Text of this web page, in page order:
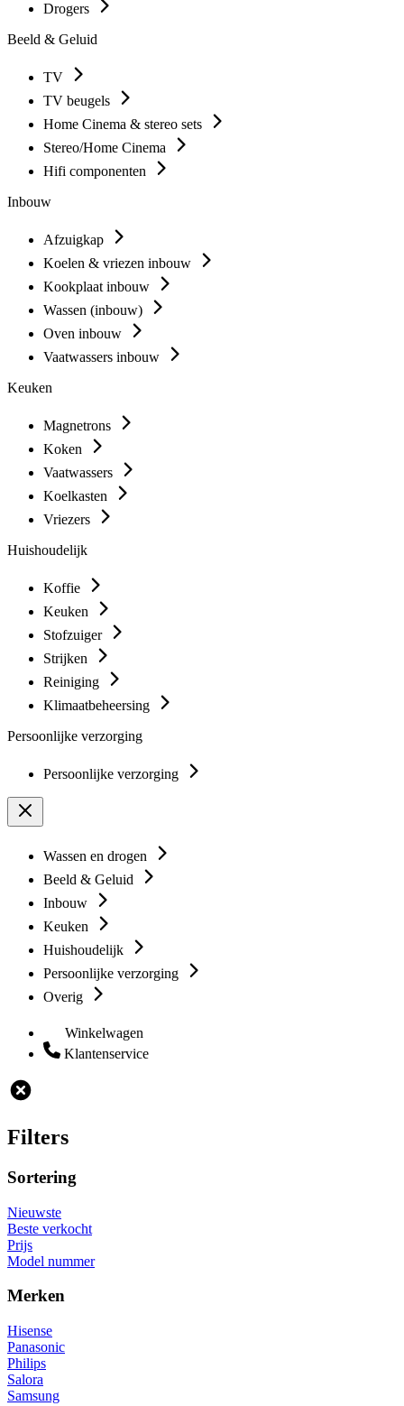
Drogers
Beeld & Geluid
TV
TV beugels
Home Cinema & stereo sets
Stereo/Home Cinema
Hifi componenten
Inbouw
Afzuigkap
Koelen & vriezen inbouw
Kookplaat inbouw
Wassen (inbouw)
Oven inbouw
Vaatwassers inbouw
Keuken
Magnetrons
Koken
Vaatwassers
Koelkasten
Vriezers
Huishoudelijk
Koffie
Keuken
Stofzuiger
Strijken
Reiniging
Klimaatbeheersing
Persoonlijke verzorging
Persoonlijke verzorging
Wassen en drogen
Beeld & Geluid
Inbouw
Keuken
Huishoudelijk
Persoonlijke verzorging
Overig
Winkelwagen
Klantenservice
Filters
Sortering
Nieuwste
Beste verkocht
Prijs
Model nummer
Merken
Hisense
Panasonic
Philips
Salora
Samsung